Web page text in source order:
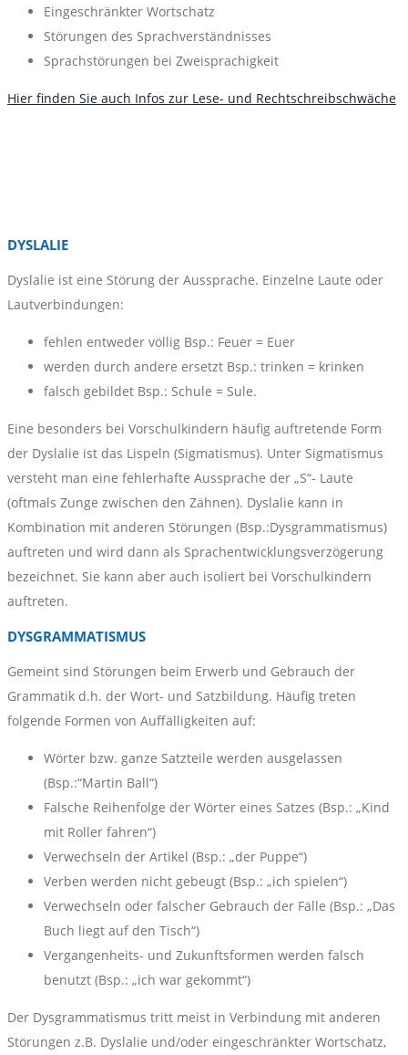
Eingeschränkter Wortschatz
Störungen des Sprachverständnisses
Sprachstörungen bei Zweisprachigkeit
Hier finden Sie auch Infos zur Lese- und Rechtschreibschwäche
DYSLALIE
Dyslalie ist eine Störung der Aussprache. Einzelne Laute oder
Lautverbindungen:
fehlen entweder völlig Bsp.: Feuer = Euer
werden durch andere ersetzt Bsp.: trinken = krinken
falsch gebildet Bsp.: Schule = Sule.
Eine besonders bei Vorschulkindern häufig auftretende Form
der Dyslalie ist das Lispeln (Sigmatismus). Unter Sigmatismus
versteht man eine fehlerhafte Aussprache der „S“- Laute
(oftmals Zunge zwischen den Zähnen). Dyslalie kann in
Kombination mit anderen Störungen (Bsp.:Dysgrammatismus)
auftreten und wird dann als Sprachentwicklungsverzögerung
bezeichnet. Sie kann aber auch isoliert bei Vorschulkindern
auftreten.
DYSGRAMMATISMUS
Gemeint sind Störungen beim Erwerb und Gebrauch der
Grammatik d.h. der Wort- und Satzbildung. Häufig treten
folgende Formen von Auffälligkeiten auf:
Wörter bzw. ganze Satzteile werden ausgelassen
(Bsp.:“Martin Ball“)
Falsche Reihenfolge der Wörter eines Satzes (Bsp.: „Kind
mit Roller fahren“)
Verwechseln der Artikel (Bsp.: „der Puppe“)
Verben werden nicht gebeugt (Bsp.: „ich spielen“)
Verwechseln oder falscher Gebrauch der Fälle (Bsp.: „Das
Buch liegt auf den Tisch“)
Vergangenheits- und Zukunftsformen werden falsch
benutzt (Bsp.: „ich war gekommt“)
Der Dysgrammatismus tritt meist in Verbindung mit anderen
Störungen z.B. Dyslalie und/oder eingeschränkter Wortschatz,